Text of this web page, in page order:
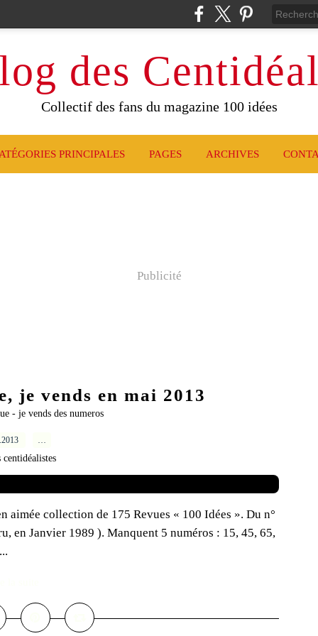
des
Collectif des fans du magazine 100 idées
PRINCIPALES PAGES ARCHIVES
Publicité
je vends en mai 2013
- je vends des numeros
…
centidéalistes
aimée collection de 175 Revues « 100 Idées ». Du n°
en Janvier 1989 ). Manquent 5 numéros : 15, 45, 65,